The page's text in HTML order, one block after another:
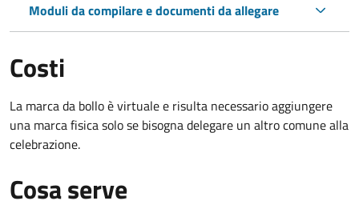
Moduli da compilare e documenti da allegare
Costi
La marca da bollo è virtuale e risulta necessario aggiungere
una marca fisica solo se bisogna delegare un altro comune alla
celebrazione.
Cosa serve